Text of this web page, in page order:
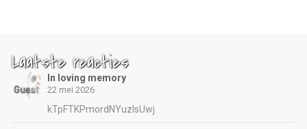
Laatste reacties
In loving memory
22 mei 2026
kTpFTKPmordNYuzIsUwj